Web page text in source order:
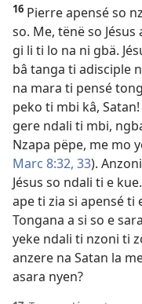
16 Pierre apensé so
so. Me, tënë so
gi li ti lo na ni gbä.
bâ tanga ti adisciple
na mara ti pensé
peko ti mbi kâ,
gere ndali ti mbi,
Nzapa pëpe, me mo
Marc 8:32, 33).
Jésus so ndali ti e
ape ti zia si apensé ti
Tongana a si so e
yeke ndali ti nzoni ti
anzere na Satan la
asara nyen?